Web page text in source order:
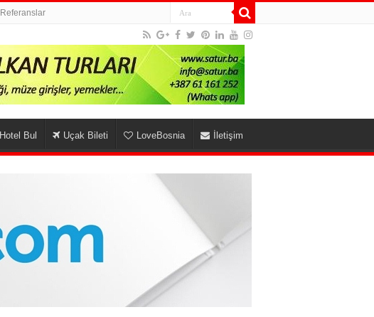
Referanslar
Hotel Bul Uçak Bileti LoveBosnia İletişim